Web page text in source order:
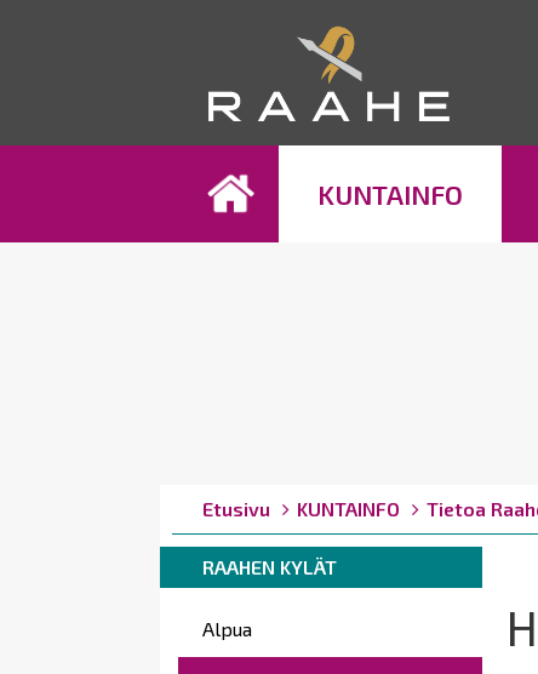
KUNTAINFO
Breadcrumbs
You
are
here:
Etusivu KUNTAINFO Tietoa
Breadcrumbs
are
RAAHEN KYLÄT
Päävalikko
Alpua